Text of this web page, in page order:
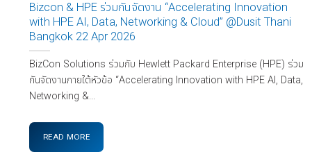
Bizcon & HPE ร่วมกันจัดงาน “Accelerating Innovation
with HPE AI, Data, Networking & Cloud” @Dusit Thani
Bangkok 22 Apr 2026
BizCon Solutions ร่วมกับ Hewlett Packard Enterprise (HPE) ร่วม
กันจัดงานภายใต้หัวข้อ “Accelerating Innovation with HPE AI, Data,
Networking &...
READ MORE